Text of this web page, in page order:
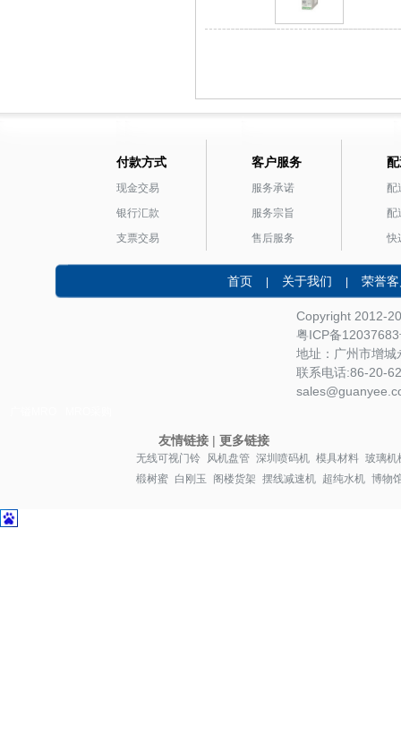
付款方式
现金交易
银行汇款
支票交易
客户服务
服务承诺
服务宗旨
售后服务
配
配
快
首页 | 关于我们 | 荣誉
Copyright 2012-
粤ICP备12037683
地址：广州市增
联系电话:86-20-
友情链接| 更多链接
无线可视门铃 风机盘管 深圳喷码机 模具材料 玻璃机
椴树蜜 白刚玉 阁楼货架 摆线减速机 超纯水机 博物